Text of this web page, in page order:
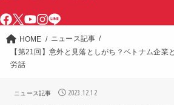
HOME
ニュース記事
【第21回】意外と見落としがち？ベトナム企業
労話
ニュース記事 2023.12.12